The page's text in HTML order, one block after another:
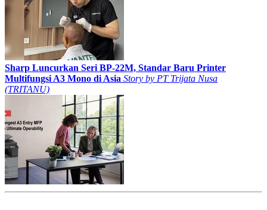
Sharp Luncurkan Seri BP-22M, Standar Baru Printer
Multifungsi A3 Mono di Asia Story by PT Trijata Nusa
(TRITANU)